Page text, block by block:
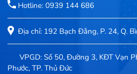
Hotline: 0939 144 686
Địa chỉ: 192 Bạch Đằng, P. 24, Q.
VPGD: Số 50, Đường 3, KĐT Vạn
Phước, TP. Thủ Đức